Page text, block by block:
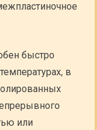
быстро
в
или